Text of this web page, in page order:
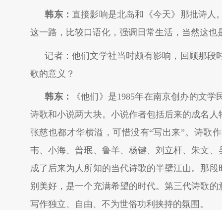
韩东： 直接影响是北岛和《今天》那批诗人
这一路，比较口语化，强调日常生活，当然这
记者：他们文学社当时颇有影响，回顾那段
歌的意义？
韩东：
《他们》是1985年在南京创办的文
诗歌和小说两大块。小说作者包括后来的成名
张慈也都才华横溢，可惜没有“写出来”。诗歌
韦、小海、普珉、鲁羊、杨键、刘立杆、朱文
成了后来为人所知的当代诗歌的半壁江山。那
别美好，是一个充满希望的时代。第三代诗歌
写作独立、自由、不为世俗功利挟持的氛围。